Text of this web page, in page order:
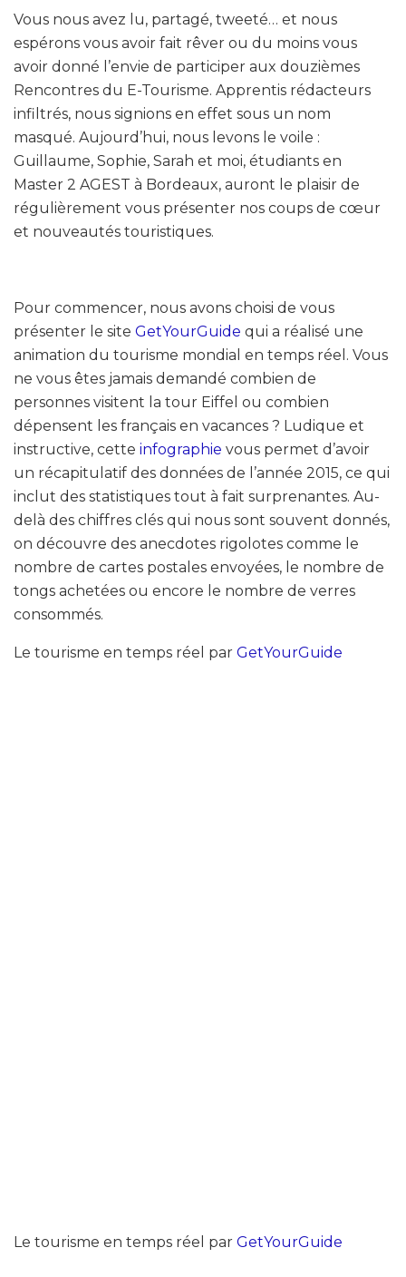
Vous nous avez lu, partagé, tweeté… et nous
espérons vous avoir fait rêver ou du moins vous
avoir donné l’envie de participer aux douzièmes
Rencontres du E-Tourisme. Apprentis rédacteurs
infiltrés, nous signions en effet sous un nom
masqué. Aujourd’hui, nous levons le voile :
Guillaume, Sophie, Sarah et moi, étudiants en
Master 2 AGEST à Bordeaux, auront le plaisir de
régulièrement vous présenter nos coups de cœur
et nouveautés touristiques.
Pour commencer, nous avons choisi de vous
présenter le site GetYourGuide qui a réalisé une
animation du tourisme mondial en temps réel. Vous
ne vous êtes jamais demandé combien de
personnes visitent la tour Eiffel ou combien
dépensent les français en vacances ? Ludique et
instructive, cette infographie vous permet d’avoir
un récapitulatif des données de l’année 2015, ce qui
inclut des statistiques tout à fait surprenantes. Au-
delà des chiffres clés qui nous sont souvent donnés,
on découvre des anecdotes rigolotes comme le
nombre de cartes postales envoyées, le nombre de
tongs achetées ou encore le nombre de verres
consommés.
Le tourisme en temps réel par GetYourGuide
Le tourisme en temps réel par GetYourGuide